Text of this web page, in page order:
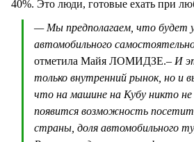
40%. Это люди, готовые ехать при
— Мы предполагаем, что будет
автомобильного
отметила Майя ЛОМИДЗЕ.– И
только внутренний рынок, но и
что на машине на Кубу никто не
появится возможность
страны, доля автомобильного